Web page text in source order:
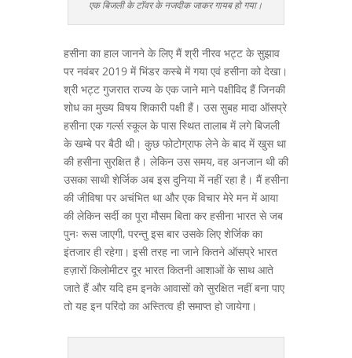
एक बिजली के टॉवर के नजदीक जाकर गायब हो गया।
हसीना का हाल जानने के लिए मैं श्री नीरव भट्ट के सुझाव
पर नवंबर 2019 में भिंडर कस्बे में गया एवं हसीना को देखा।
श्री भट्ट गुजरात राज्य के एक जाने माने पक्षीविद हैं जिनकी
शोध का मुख्य विषय शिकारी पक्षी हैं। उस सुबह मादा ऑसप्रे
हसीना एक गर्ल्स स्कूल के पास स्थित तालाब में लगे बिजली
के खम्बे पर बैठी थी। कुछ फोटोग्राफ लेने के बाद में खुस था
की हसीना सुरक्षित है। लेकिन उस समय, वह अनजान थी की
उसका साथी शेर्जिक अब इस दुनिया में नहीं रहा है। मैं हसीना
की जीविषा पर अचंभित था और एक विचार मेरे मन में आया
की लेकिन सर्दी का पूरा मौसम बिता कर हसीना भारत से जब
पुनः रूस जाएगी, परन्तु इस बार उसके लिए शेर्जिक का
इंतजार ही रहेगा। इसी तरह ना जाने कितने ऑसप्रे भारत
हज़ारों किलोमीटर दूर भारत कितनी आशाओं के साथ आते
जाते हैं और यदि हम इनके आवासों को सुरक्षित नहीं बना पाए
तो यह इन परिंदो का अस्तित्व ही समाप्त हो जायेगा।